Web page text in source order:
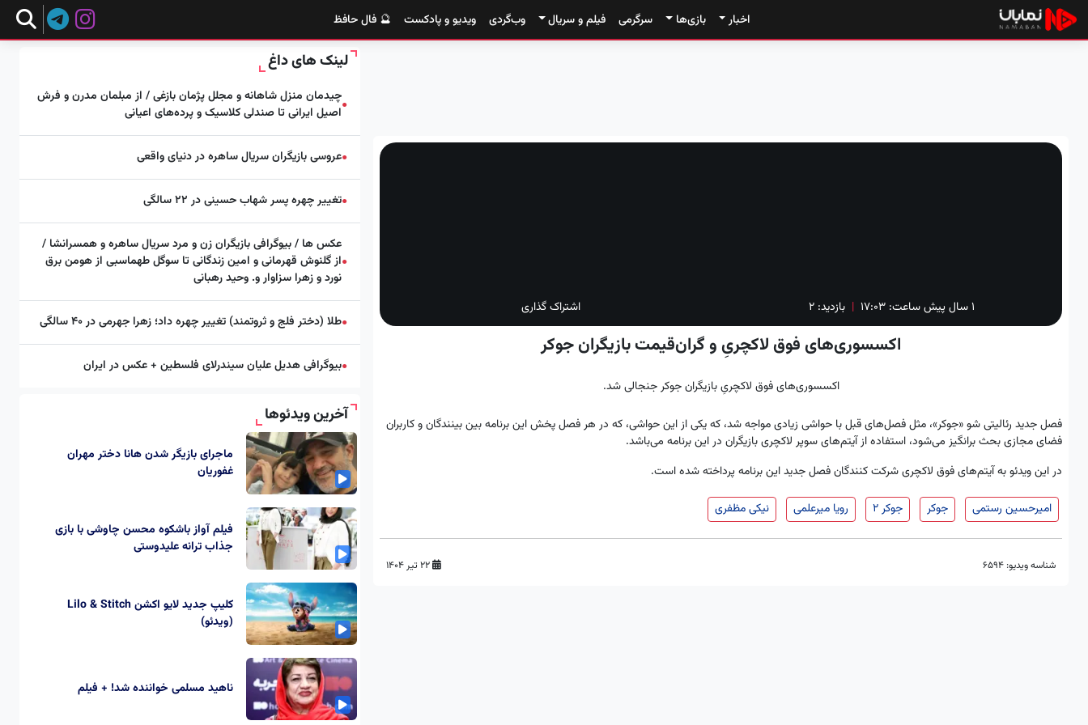
اخبار بازی‌ها سرگرمی فیلم و سریال وب‌گردی ویدیو و پادکست 🔮 فال حافظ
۱ سال پیش ساعت: ۱۷:۰۳ | بازدید: 2 اشتراک گذاری
اکسسوری‌های فوق لاکچریِ و گران‌قیمت بازیگران جوکر
اکسسوری‌های فوق لاکچریِ بازیگران جوکر جنجالی شد.
فصل جدید رئالیتی شو «جوکر»، مثل فصل‌های قبل با حواشی زیادی مواجه شد، که یکی از این حواشی، که در هر فصل پخش این برنامه بین بینندگان و کاربران
فضای مجازی بحث برانگیز می‌شود، استفاده از آیتم‌های سوپر لاکچری بازیگران در این برنامه می‌باشد.
در این ویدئو به آیتم‌های فوق لاکچری شرکت کنندگان فصل جدید این برنامه پرداخته شده است.
امیرحسین رستمی جوکر جوکر 2 رویا میرعلمی نیکی مظفری
شناسه ویدیو: ۲۲ تیر ۱۴۰۴
لینک های داغ
●چیدمان منزل شاهانه و مجلل پژمان بازغی / از مبلمان مدرن و فرش
اصیل ایرانی تا صندلی کلاسیک و پرده‌های اعیانی
●عروسی بازیگران سریال ساهره در دنیای واقعی
●تغییر چهره پسر شهاب حسینی در ۲۲ سالگی
●
عکس ها / بیوگرافی بازیگران زن و مرد سریال ساهره و همسرانشا /
از گلنوش قهرمانی و امین زندگانی تا سوگل طهماسبی از هومن برق
نورد و زهرا سزاوار و. وحید رهبانی
●طلا (دختر فلج و ثروتمند) تغییر چهره داد؛ زهرا جهرمی در ۴۰ سالگی
●بیوگرافی هدیل علیان سیندرلای فلسطین + عکس در ایران
آخرین ویدئوها
ماجرای بازیگر شدن هانا دختر مهران
غفوریان
فیلم آواز باشکوه محسن چاوشی با بازی
جذاب ترانه علیدوستی
کلیپ جدید لایو اکشن Lilo & Stitch
(ویدئو)
ناهید مسلمی خواننده شد! + فیلم